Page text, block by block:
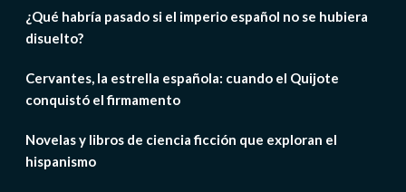
¿Qué habría pasado si el imperio español no se hubiera
disuelto?
Cervantes, la estrella española: cuando el Quijote
conquistó el firmamento
Novelas y libros de ciencia ficción que exploran el
hispanismo